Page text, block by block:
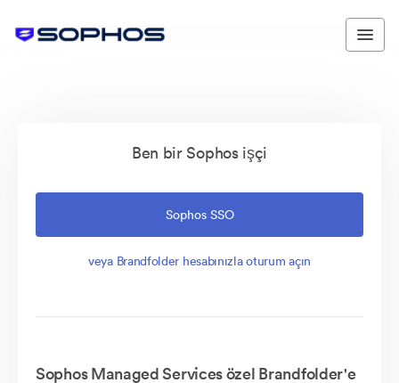
Ben bir Sophos işçi
Sophos SSO
veya Brandfolder hesabınızla oturum açın
Sophos Managed Services özel Brandfolder'e